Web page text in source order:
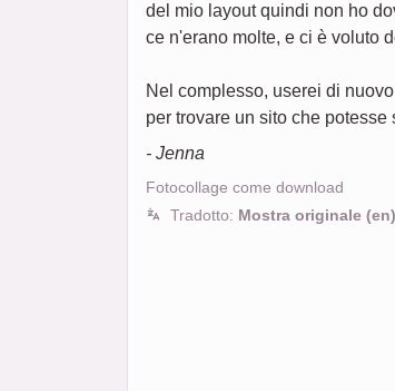
del mio layout quindi non ho
ce n'erano molte, e ci è voluto
Nel complesso, userei di
per trovare un sito che
- Jenna
Fotocollage come download
Tradotto: Mostra originale (en)